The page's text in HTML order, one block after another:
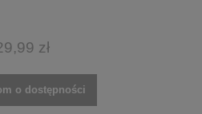
zł
o dostępności